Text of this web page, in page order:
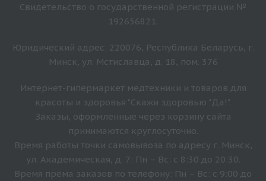
Свидетельство о государственной регистрации №
192656821.
Юридический адрес: 220076, Республика Беларусь, г.
Минск, ул. Мстиславца, д. 18, пом. 376
Интернет-гипермаркет медтехники и товаров для
красоты и здоровья "Скажи здоровью "Да!".
Заказы, оформленные через корзину сайта
принимаются круглосуточно.
Время работы точки самовывоза по адресу г. Минск,
ул. Академическая, д. 7: Пн – Вс: с 8:30 до 20:30.
Время прёма заказов по телефону: Пн – Вс: с 9:00 до